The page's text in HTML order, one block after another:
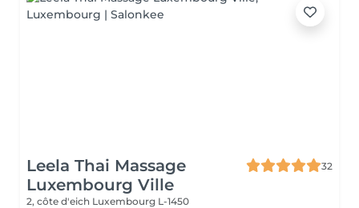
Leela Thai Massage
Luxembourg Ville
32
2, côte d'eich Luxembourg L-1450